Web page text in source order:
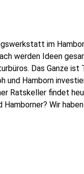
im
werden Ideen
Das Ganze ist
und Hamborn
Ratskeller findet
Wir